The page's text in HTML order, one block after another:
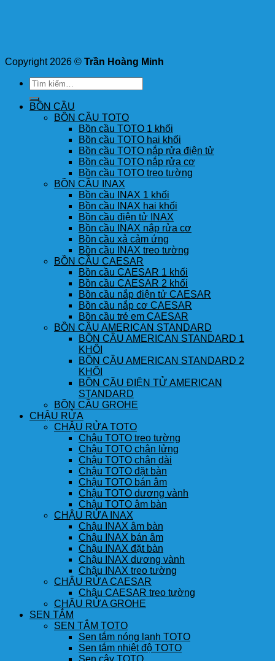
Copyright 2026 © Trần Hoàng Minh
Tìm
kiếm:
BỒN CẦU
BỒN CẦU TOTO
Bồn cầu TOTO 1 khối
Bồn cầu TOTO hai khối
Bồn cầu TOTO nắp rửa điện tử
Bồn cầu TOTO nắp rửa cơ
Bồn cầu TOTO treo tường
BỒN CẦU INAX
Bồn cầu INAX 1 khối
Bồn cầu INAX hai khối
Bồn cầu điện tử INAX
Bồn cầu INAX nắp rửa cơ
Bồn cầu xả cảm ứng
Bồn cầu INAX treo tường
BỒN CẦU CAESAR
Bồn cầu CAESAR 1 khối
Bồn cầu CAESAR 2 khối
Bồn cầu nắp điện tử CAESAR
Bồn cầu nắp cơ CAESAR
Bồn cầu trẻ em CAESAR
BỒN CẦU AMERICAN STANDARD
BỒN CẦU AMERICAN STANDARD 1
KHỐI
BỒN CẦU AMERICAN STANDARD 2
KHỐI
BỒN CẦU ĐIỆN TỬ AMERICAN
STANDARD
BỒN CẦU GROHE
CHẬU RỬA
CHẬU RỬA TOTO
Chậu TOTO treo tường
Chậu TOTO chân lửng
Chậu TOTO chân dài
Chậu TOTO đặt bàn
Chậu TOTO bán âm
Chậu TOTO dương vành
Chậu TOTO âm bàn
CHẬU RỬA INAX
Chậu INAX âm bàn
Chậu INAX bán âm
Chậu INAX đặt bàn
Chậu INAX dương vành
Chậu INAX treo tường
CHẬU RỬA CAESAR
Chậu CAESAR treo tường
CHẬU RỬA GROHE
SEN TẮM
SEN TẮM TOTO
Sen tắm nóng lạnh TOTO
Sen tắm nhiệt độ TOTO